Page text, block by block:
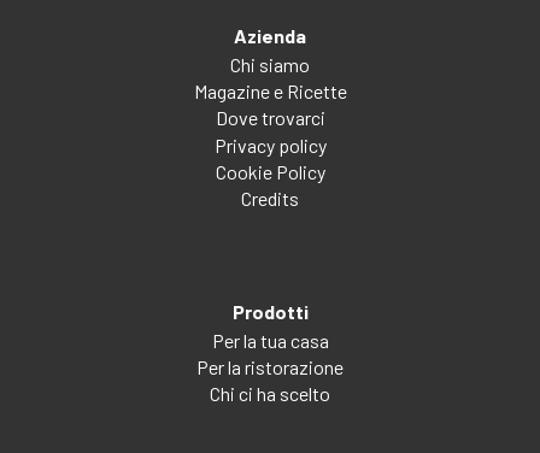
Azienda
Chi siamo
Magazine e Ricette
Dove trovarci
Privacy policy
Cookie Policy
Credits
Prodotti
Per la tua casa
Per la ristorazione
Chi ci ha scelto